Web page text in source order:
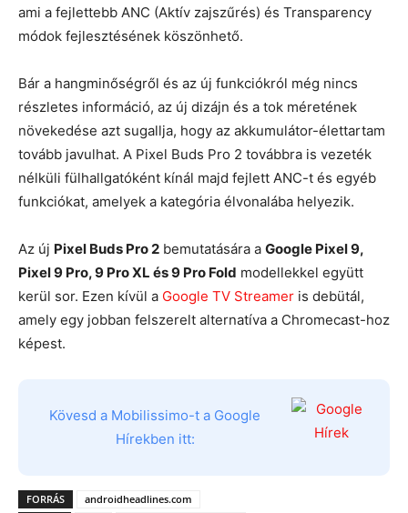
ami a fejlettebb ANC (Aktív zajszűrés) és Transparency
módok fejlesztésének köszönhető.
Bár a hangminőségről és az új funkciókról még nincs
részletes információ, az új dizájn és a tok méretének
növekedése azt sugallja, hogy az akkumulátor-élettartam
tovább javulhat. A Pixel Buds Pro 2 továbbra is vezeték
nélküli fülhallgatóként kínál majd fejlett ANC-t és egyéb
funkciókat, amelyek a kategória élvonalába helyezik.
Az új Pixel Buds Pro 2 bemutatására a Google Pixel 9,
Pixel 9 Pro, 9 Pro XL és 9 Pro Fold modellekkel együtt
kerül sor. Ezen kívül a Google TV Streamer is debütál,
amely egy jobban felszerelt alternatíva a Chromecast-hoz
képest.
Kövesd a Mobilissimo-t a Google
Hírekben itt:
FORRÁS
androidheadlines.com